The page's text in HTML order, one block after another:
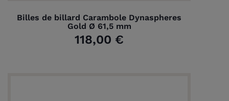
Billes de billard Carambole Dynaspheres
Gold Ø 61,5 mm
118,00 €